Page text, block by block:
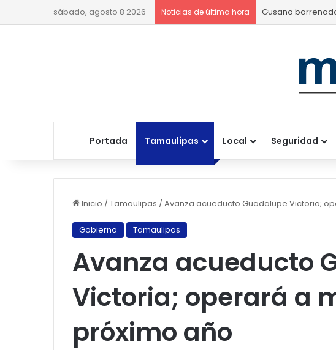
sábado, agosto 8 2026 Noticias de última hora Gusano
Portada Tamaulipas Local Seguridad
Inicio /Tamaulipas /​Avanza acueducto Guadalupe Victoria;
Gobierno Tamaulipas
​Avanza acueducto
Victoria; operará a
próximo año